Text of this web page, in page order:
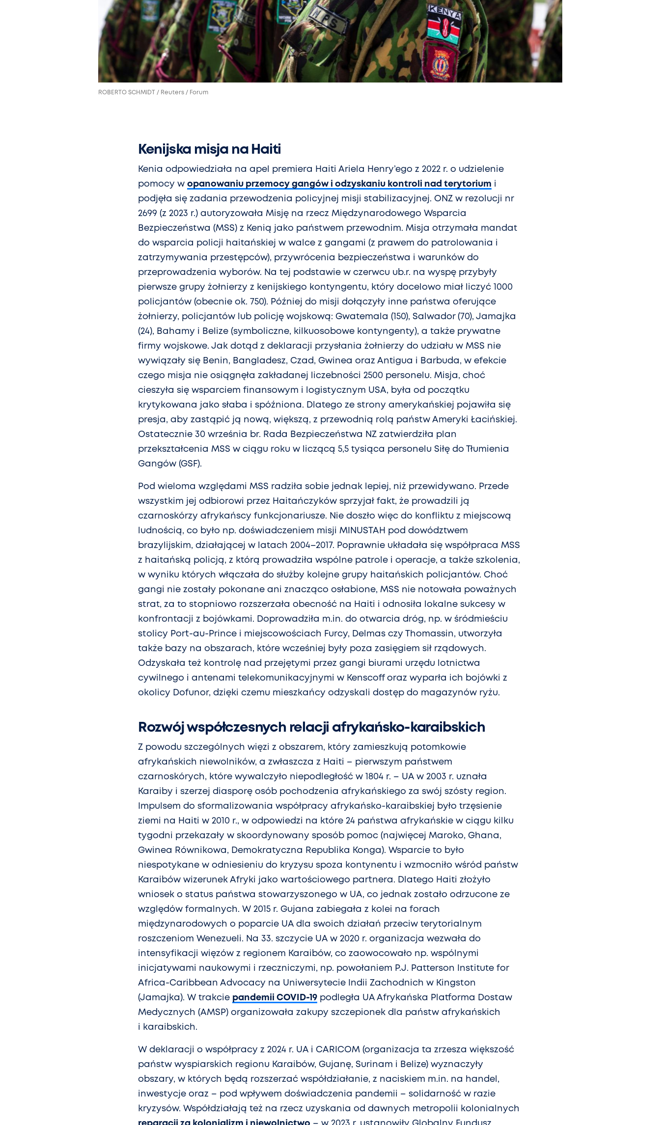
ROBERTO SCHMIDT / Reuters / Forum
Kenijska misja na Haiti
Kenia odpowiedziała na apel premiera Haiti Ariela Henry’ego z 2022 r. o udzielenie
pomocy w opanowaniu przemocy gangów i odzyskaniu kontroli nad terytorium i
podjęła się zadania przewodzenia policyjnej misji stabilizacyjnej. ONZ w rezolucji nr
2699 (z 2023 r.) autoryzowała Misję na rzecz Międzynarodowego Wsparcia
Bezpieczeństwa (MSS) z Kenią jako państwem przewodnim. Misja otrzymała mandat
do wsparcia policji haitańskiej w walce z gangami (z prawem do patrolowania i
zatrzymywania przestępców), przywrócenia bezpieczeństwa i warunków do
przeprowadzenia wyborów. Na tej podstawie w czerwcu ub.r. na wyspę przybyły
pierwsze grupy żołnierzy z kenijskiego kontyngentu, który docelowo miał liczyć 1000
policjantów (obecnie ok. 750). Później do misji dołączyły inne państwa oferujące
żołnierzy, policjantów lub policję wojskową: Gwatemala (150), Salwador (70), Jamajka
(24), Bahamy i Belize (symboliczne, kilkuosobowe kontyngenty), a także prywatne
firmy wojskowe. Jak dotąd z deklaracji przysłania żołnierzy do udziału w MSS nie
wywiązały się Benin, Bangladesz, Czad, Gwinea oraz Antigua i Barbuda, w efekcie
czego misja nie osiągnęła zakładanej liczebności 2500 personelu. Misja, choć
cieszyła się wsparciem finansowym i logistycznym USA, była od początku
krytykowana jako słaba i spóźniona. Dlatego ze strony amerykańskiej pojawiła się
presja, aby zastąpić ją nową, większą, z przewodnią rolą państw Ameryki Łacińskiej.
Ostatecznie 30 września br. Rada Bezpieczeństwa NZ zatwierdziła plan
przekształcenia MSS w ciągu roku w liczącą 5,5 tysiąca personelu Siłę do Tłumienia
Gangów (GSF).
Pod wieloma względami MSS radziła sobie jednak lepiej, niż przewidywano. Przede
wszystkim jej odbiorowi przez Haitańczyków sprzyjał fakt, że prowadzili ją
czarnoskórzy afrykańscy funkcjonariusze. Nie doszło więc do konfliktu z miejscową
ludnością, co było np. doświadczeniem misji MINUSTAH pod dowództwem
brazylijskim, działającej w latach 2004–2017. Poprawnie układała się współpraca MSS
z haitańską policją, z którą prowadziła wspólne patrole i operacje, a także szkolenia,
w wyniku których włączała do służby kolejne grupy haitańskich policjantów. Choć
gangi nie zostały pokonane ani znacząco osłabione, MSS nie notowała poważnych
strat, za to stopniowo rozszerzała obecność na Haiti i odnosiła lokalne sukcesy w
konfrontacji z bojówkami. Doprowadziła m.in. do otwarcia dróg, np. w śródmieściu
stolicy Port-au-Prince i miejscowościach Furcy, Delmas czy Thomassin, utworzyła
także bazy na obszarach, które wcześniej były poza zasięgiem sił rządowych.
Odzyskała też kontrolę nad przejętymi przez gangi biurami urzędu lotnictwa
cywilnego i antenami telekomunikacyjnymi w Kenscoff oraz wyparła ich bojówki z
okolicy Dofunor, dzięki czemu mieszkańcy odzyskali dostęp do magazynów ryżu.
Rozwój współczesnych relacji afrykańsko-karaibskich
Z powodu szczególnych więzi z obszarem, który zamieszkują potomkowie
afrykańskich niewolników, a zwłaszcza z Haiti – pierwszym państwem
czarnoskórych, które wywalczyło niepodległość w 1804 r. – UA w 2003 r. uznała
Karaiby i szerzej diasporę osób pochodzenia afrykańskiego za swój szósty region.
Impulsem do sformalizowania współpracy afrykańsko-karaibskiej było trzęsienie
ziemi na Haiti w 2010 r., w odpowiedzi na które 24 państwa afrykańskie w ciągu kilku
tygodni przekazały w skoordynowany sposób pomoc (najwięcej Maroko, Ghana,
Gwinea Równikowa, Demokratyczna Republika Konga). Wsparcie to było
niespotykane w odniesieniu do kryzysu spoza kontynentu i wzmocniło wśród państw
Karaibów wizerunek Afryki jako wartościowego partnera. Dlatego Haiti złożyło
wniosek o status państwa stowarzyszonego w UA, co jednak zostało odrzucone ze
względów formalnych. W 2015 r. Gujana zabiegała z kolei na forach
międzynarodowych o poparcie UA dla swoich działań przeciw terytorialnym
roszczeniom Wenezueli. Na 33. szczycie UA w 2020 r. organizacja wezwała do
intensyfikacji więzów z regionem Karaibów, co zaowocowało np. wspólnymi
inicjatywami naukowymi i rzeczniczymi, np. powołaniem P.J. Patterson Institute for
Africa-Caribbean Advocacy na Uniwersytecie Indii Zachodnich w Kingston
(Jamajka). W trakcie pandemii COVID-19podległa UA Afrykańska Platforma Dostaw
Medycznych (AMSP) organizowała zakupy szczepionek dla państw afrykańskich
i karaibskich.
W deklaracji o współpracy z 2024 r. UA i CARICOM (organizacja ta zrzesza większość
państw wyspiarskich regionu Karaibów, Gujanę, Surinam i Belize) wyznaczyły
obszary, w których będą rozszerzać współdziałanie, z naciskiem m.in. na handel,
inwestycje oraz – pod wpływem doświadczenia pandemii – solidarność w razie
kryzysów. Współdziałają też na rzecz uzyskania od dawnych metropolii kolonialnych
reparacji za kolonializm i niewolnictwo – w 2023 r. ustanowiły Globalny Fundusz